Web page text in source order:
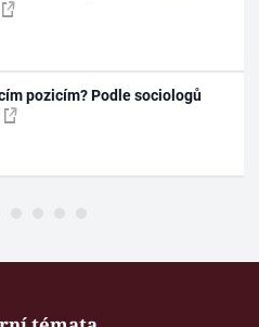
pozicím? Podle sociologů